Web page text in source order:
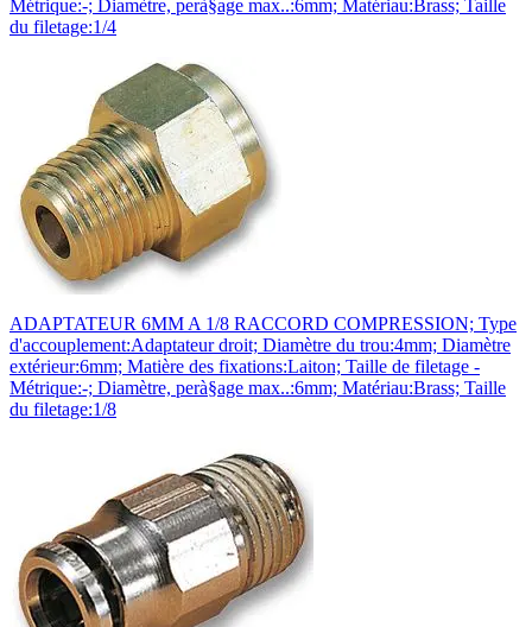
Métrique:-; Diamètre, perà§age max..:6mm; Matériau:Brass; Taille
du filetage:1/4
ADAPTATEUR 6MM A 1/8 RACCORD COMPRESSION; Type
d'accouplement:Adaptateur droit; Diamètre du trou:4mm; Diamètre
extérieur:6mm; Matière des fixations:Laiton; Taille de filetage -
Métrique:-; Diamètre, perà§age max..:6mm; Matériau:Brass; Taille
du filetage:1/8